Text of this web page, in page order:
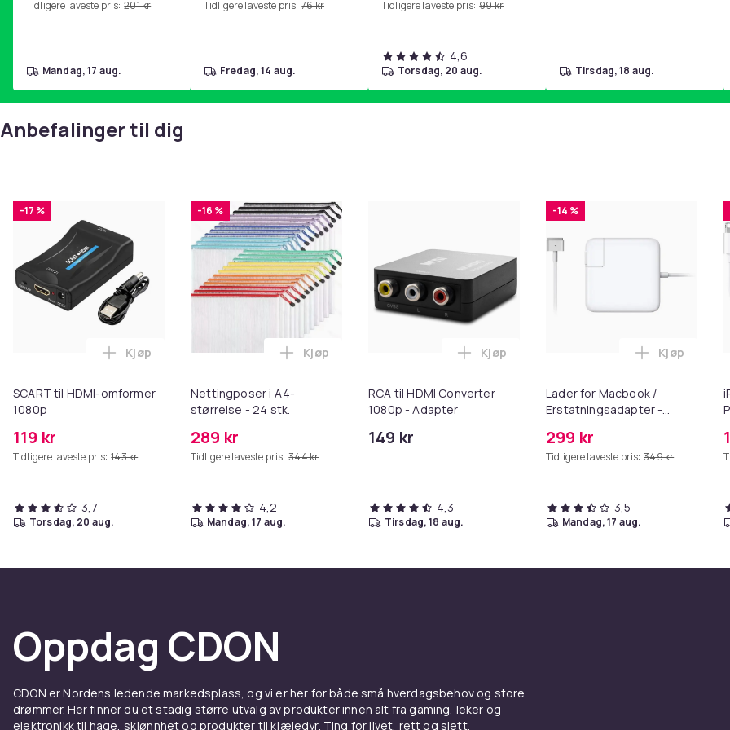
hjemmegymnastikk Pink
Tidligere laveste pris: 201 kr
mandag, 17 aug.
Tidligere laveste pris: 76 kr
fredag, 14 aug.
Tidligere laveste pris: 99 kr
4,6
torsdag, 20 aug. tirsdag, 18 aug.
Anbefalinger til dig
-17 %
SCART til HDMI-omformer
1080p
119 kr
Tidligere laveste pris: 143 kr
Legg SCART til HDMI-omformer 1080p i handlekurven
Kjøp
3,7
torsdag, 20 aug.
-16 %
Nettingposer i A4-
størrelse - 24 stk.
289 kr
Tidligere laveste pris: 344 kr
Legg Nettingposer i A4-størrelse - 24 stk. i handlekurven
Kjøp
4,2
mandag, 17 aug.
RCA til HDMI Converter
1080p - Adapter
149 kr
Legg RCA til HDMI Converter 1080p -
Kjøp
4,3
tirsdag, 18 aug.
-14 %
Lader for Macbook /
Erstatningsadapter -
299 kr
Tidligere laveste pris: 349 kr
Legg Lader
Kjøp
3,5
mandag, 17 aug.
Oppdag CDON
CDON er Nordens ledende markedsplass, og vi er her for både små hverdagsbehov og store
drømmer. Her finner du et stadig større utvalg av produkter innen alt fra gaming, leker og
elektronikk til hage, skjønnhet og produkter til kjæledyr. Ting for livet, rett og slett.